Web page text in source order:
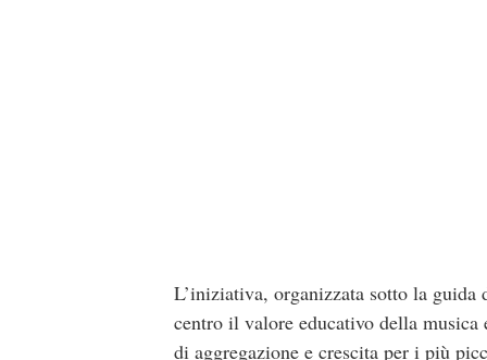
L’iniziativa, organizzata sotto la guida
centro il valore educativo della
di aggregazione e crescita per i più